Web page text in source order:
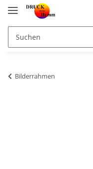
Bilderrahmen